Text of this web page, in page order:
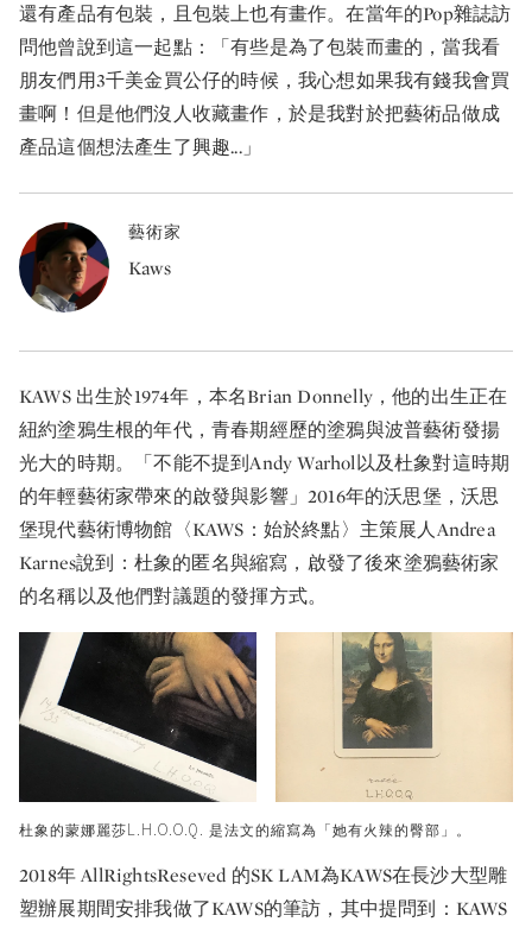
還有產品有包裝，且包裝上也有畫作。在當年的Pop雜誌訪
問他曾說到這一起點：「有些是為了包裝而畫的，當我看
朋友們用3千美金買公仔的時候，我心想如果我有錢我會買
畫啊！但是他們沒人收藏畫作，於是我對於把藝術品做成
產品這個想法產生了興趣...」
藝術家
Kaws
KAWS 出生於1974年，本名Brian Donnelly，他的出生正在
紐約塗鴉生根的年代，青春期經歷的塗鴉與波普藝術發揚
光大的時期。「不能不提到Andy Warhol以及杜象對這時期
的年輕藝術家帶來的啟發與影響」2016年的沃思堡，沃思
堡現代藝術博物館〈KAWS：始於終點〉主策展人Andrea
Karnes說到：杜象的匿名與縮寫，啟發了後來塗鴉藝術家
的名稱以及他們對議題的發揮方式。
杜象的蒙娜麗莎L.H.O.O.Q. 是法文的縮寫為「她有火辣的臀部」。
2018年 AllRightsReseved 的SK LAM為KAWS在長沙大型雕
塑辦展期間安排我做了KAWS的筆訪，其中提問到：KAWS